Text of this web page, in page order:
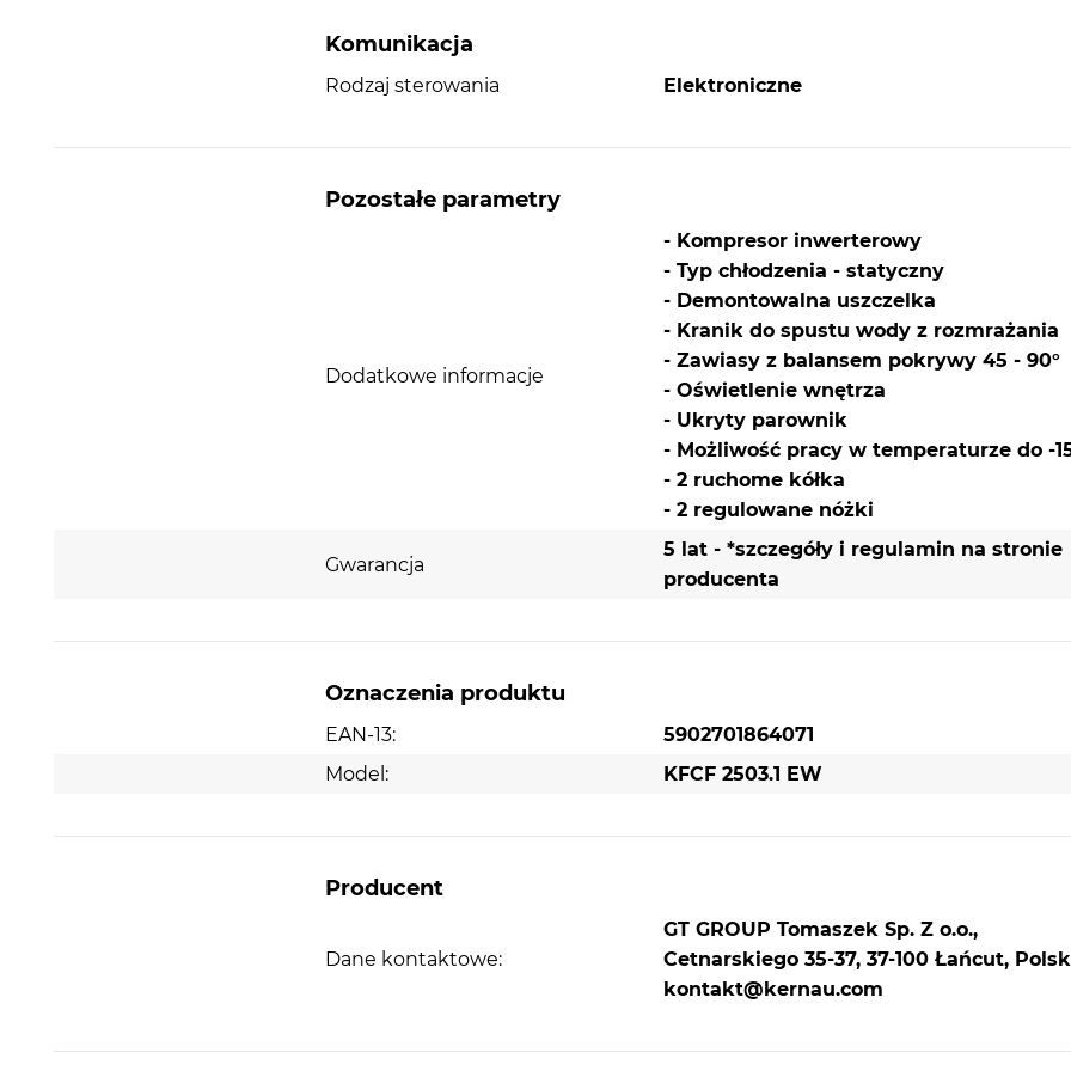
Komunikacja
Rodzaj sterowania Elektroniczne
Pozostałe parametry
Dodatkowe informacje
- Kompresor inwerterowy
- Typ chłodzenia - statyczny
- Demontowalna uszczelka
- Kranik do spustu wody z rozmrażania
- Zawiasy z balansem pokrywy 45 - 90°
- Oświetlenie wnętrza
- Ukryty parownik
- Możliwość pracy w temperaturze do -
- 2 ruchome kółka
- 2 regulowane nóżki
Gwarancja
5 lat - *szczegóły i regulamin na stronie
producenta
Oznaczenia produktu
EAN-13:
5902701864071
Model:
KFCF 2503.1 EW
Producent
Dane kontaktowe:
GT GROUP Tomaszek Sp. Z o.o.,
Cetnarskiego 35-37, 37-100 Łańcut,
kontakt@kernau.com